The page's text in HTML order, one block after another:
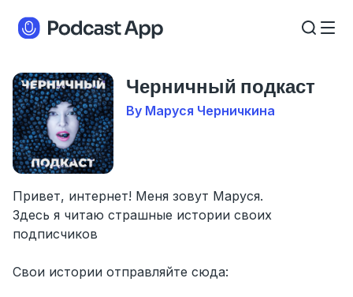
Черничный подкаст
By Маруся Черничкина
Привет, интернет! Меня зовут Маруся.
Здесь я читаю страшные истории своих
подписчиков
Свои истории отправляйте сюда: